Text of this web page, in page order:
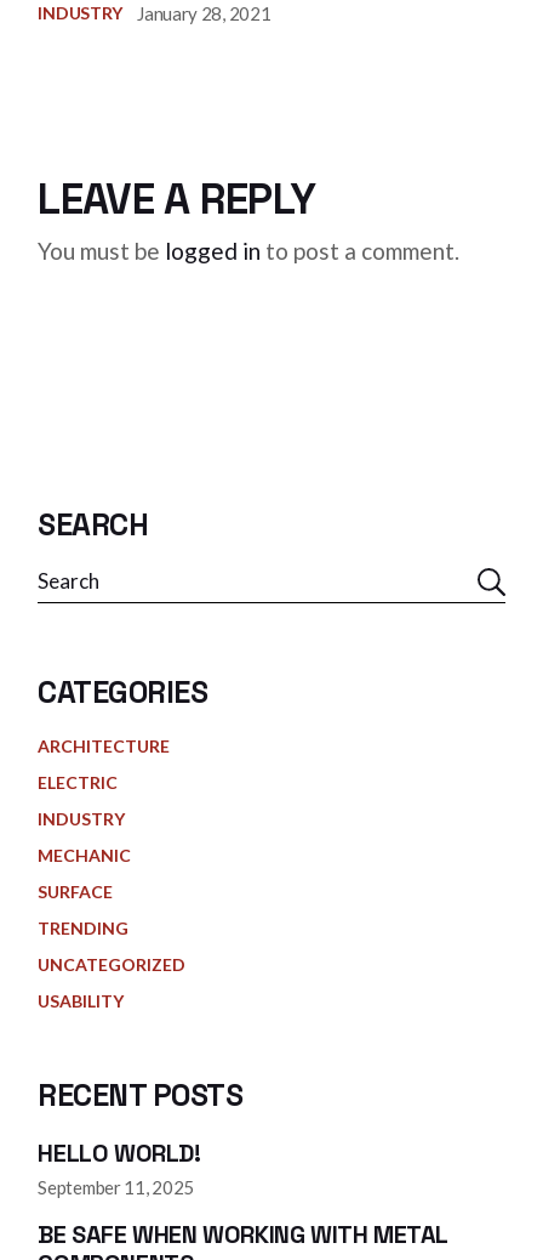
INDUSTRY January 28, 2021
LEAVE A REPLY
You must be logged in to post a comment.
SEARCH
CATEGORIES
ARCHITECTURE
ELECTRIC
INDUSTRY
MECHANIC
SURFACE
TRENDING
UNCATEGORIZED
USABILITY
RECENT POSTS
HELLO WORLD!
September 11, 2025
BE SAFE WHEN WORKING WITH METAL